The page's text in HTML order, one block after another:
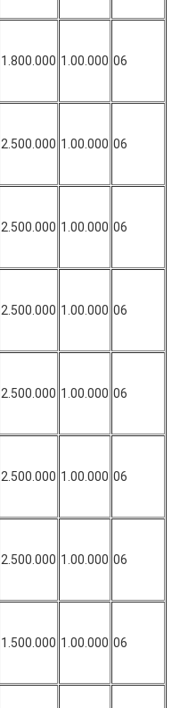
1.800.000 1.00.000 06
2.500.000 1.00.000 06
2.500.000 1.00.000 06
2.500.000 1.00.000 06
2.500.000 1.00.000 06
2.500.000 1.00.000 06
2.500.000 1.00.000 06
1.500.000 1.00.000 06